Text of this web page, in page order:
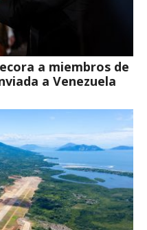
a miembros de
a Venezuela